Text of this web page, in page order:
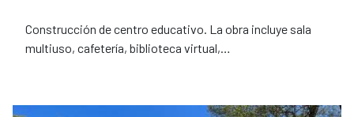
Construcción de centro educativo. La obra incluye sala
multiuso, cafetería, biblioteca virtual,…